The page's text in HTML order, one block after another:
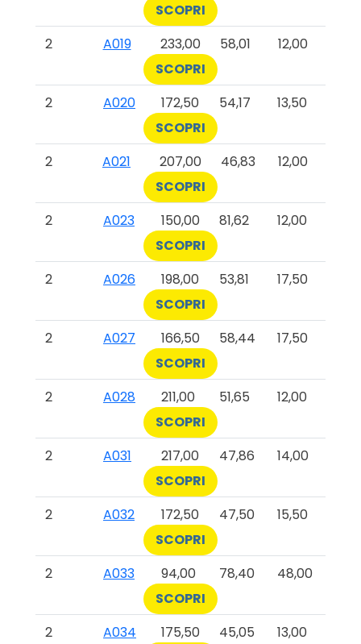
SCOPRI
2
A019 233,00 58,01
12,00
SCOPRI
2
A020 172,50 54,17
13,50
SCOPRI
2
A021 207,00 46,83
12,00
SCOPRI
2
A023 150,00 81,62
12,00
SCOPRI
2
A026 198,00 53,81
17,50
SCOPRI
2
A027 166,50 58,44
17,50
SCOPRI
2
A028 211,00 51,65
12,00
SCOPRI
2
A031 217,00 47,86
14,00
SCOPRI
2
A032 172,50 47,50
15,50
SCOPRI
2
A033 94,00 78,40
48,00
SCOPRI
2
A034 175,50 45,05 13,00